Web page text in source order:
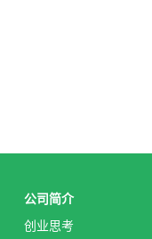
公司简介
创业思考